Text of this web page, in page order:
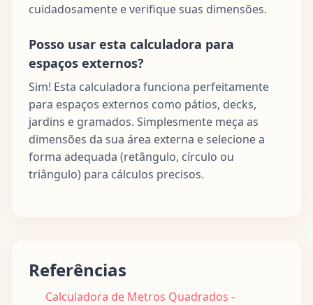
cuidadosamente e verifique suas dimensões.
Posso usar esta calculadora para
espaços externos?
Sim! Esta calculadora funciona perfeitamente
para espaços externos como pátios, decks,
jardins e gramados. Simplesmente meça as
dimensões da sua área externa e selecione a
forma adequada (retângulo, círculo ou
triângulo) para cálculos precisos.
Referências
Calculadora de Metros Quadrados -